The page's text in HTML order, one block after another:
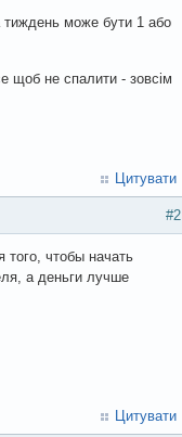
тиждень може бути 1 або
щоб не спалити - зовсім
Цитувати
#2
чтобы начать
а деньги лучше
Цитувати